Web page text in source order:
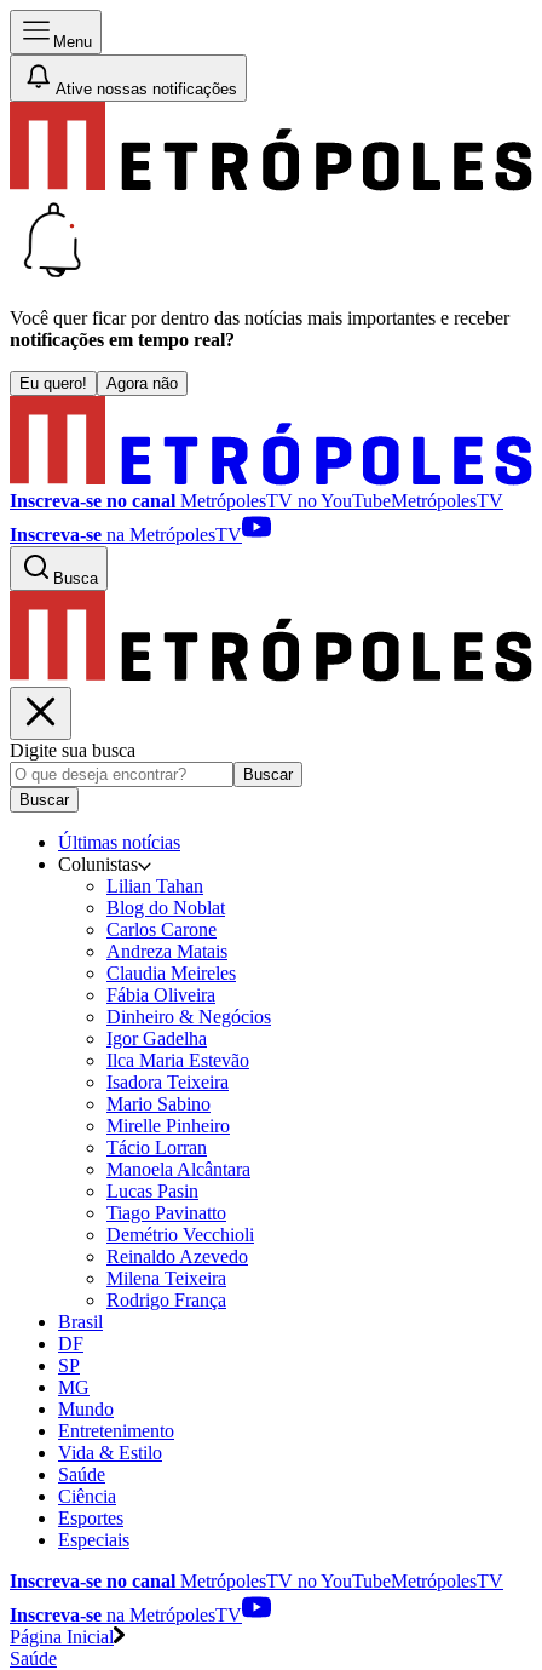
Menu
Ative nossas notificações
Você quer ficar por dentro das notícias mais importantes e receber
notificações em tempo real?
Eu quero! Agora não
Inscreva-se no canal MetrópolesTV noYouTubeMetrópolesTV
Inscreva-se na MetrópolesTV
Busca
Digite sua busca
Buscar
Buscar
Últimas notícias
Colunistas
Lilian Tahan
Blog do Noblat
Carlos Carone
Andreza Matais
Claudia Meireles
Fábia Oliveira
Dinheiro & Negócios
Igor Gadelha
Ilca Maria Estevão
Isadora Teixeira
Mario Sabino
Mirelle Pinheiro
Tácio Lorran
Manoela Alcântara
Lucas Pasin
Tiago Pavinatto
Demétrio Vecchioli
Reinaldo Azevedo
Milena Teixeira
Rodrigo França
Brasil
DF
SP
MG
Mundo
Entretenimento
Vida & Estilo
Saúde
Ciência
Esportes
Especiais
Inscreva-se no canal MetrópolesTV noYouTubeMetrópolesTV
Inscreva-se na MetrópolesTV
Página Inicial
Saúde